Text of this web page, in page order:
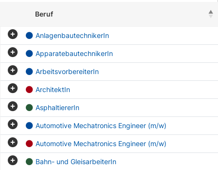
Beruf
AnlagenbautechnikerIn
ApparatebautechnikerIn
ArbeitsvorbereiterIn
ArchitektIn
AsphaltiererIn
Automotive Mechatronics Engineer (m/w)
Automotive Mechatronics Engineer (m/w)
Bahn- und GleisarbeiterIn